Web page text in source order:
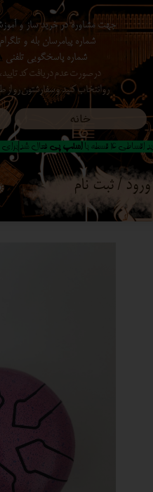
خانه
جهت مشاوره در خرید ساز و آموزش
شماره پیامرسان بله و تلگرام
شماره پاسخگویی تلفنی
در صورت عدم دریافت کد
رو انتخاب کنید ​​​​​​​ و سفارشتون رو از
ورود / ثبت نام
حساب کاربری من
تغییر گذر واژه
سفارشات
خروج از حساب کاربری
اقساطی 4 قسطه با اسنپ پی فعال شد|برای